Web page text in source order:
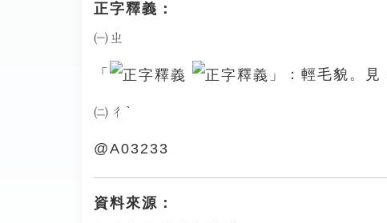
正字釋義：
㈠ㄓ
「 」：輕毛貌。見
㈡ㄔˋ
@A03233
資料來源：